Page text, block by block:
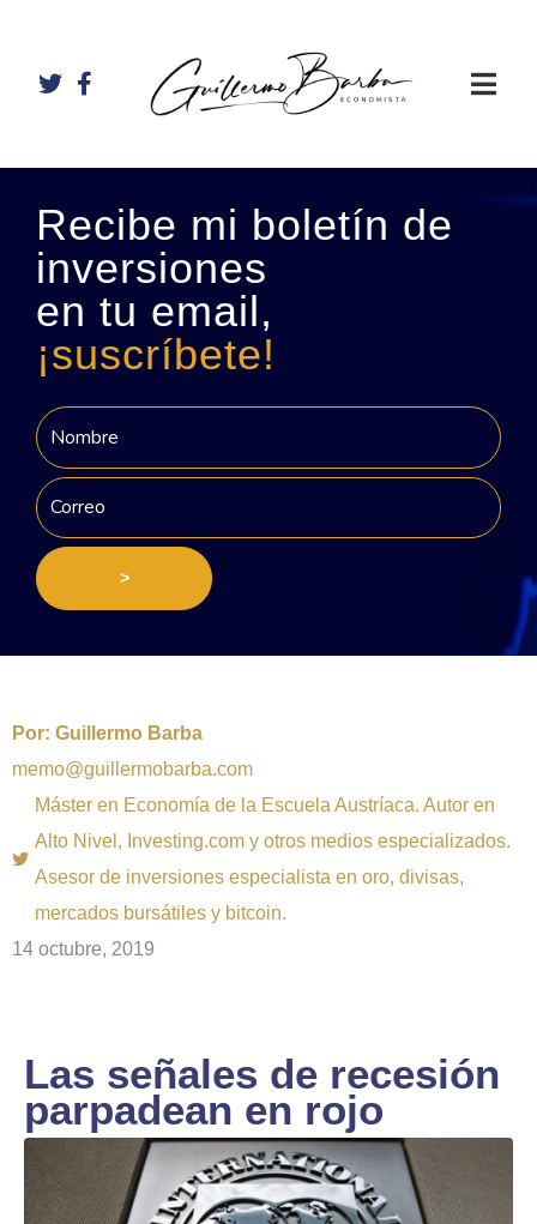
Recibe mi boletín de
inversiones
en tu email,
¡suscríbete!
>
Por: Guillermo Barba
memo@guillermobarba.com
Máster en Economía de la Escuela Austríaca. Autor en
Alto Nivel, Investing.com y otros medios especializados.
Asesor de inversiones especialista en oro, divisas,
mercados bursátiles y bitcoin.
14 octubre, 2019
Las señales de recesión
parpadean en rojo